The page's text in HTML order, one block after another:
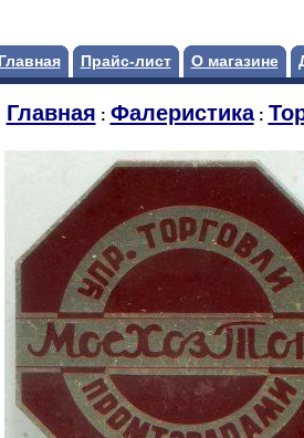
Главная Прайс-лист О магазине
Главная : Фалеристика: